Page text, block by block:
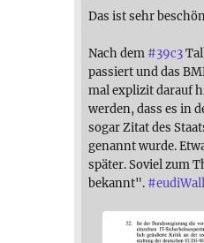
Das ist sehr
Nach dem #39c3
passiert und das
mal explizit darauf
werden, dass es in
sogar Zitat des
genannt wurde.
später. Soviel zum
bekannt". #